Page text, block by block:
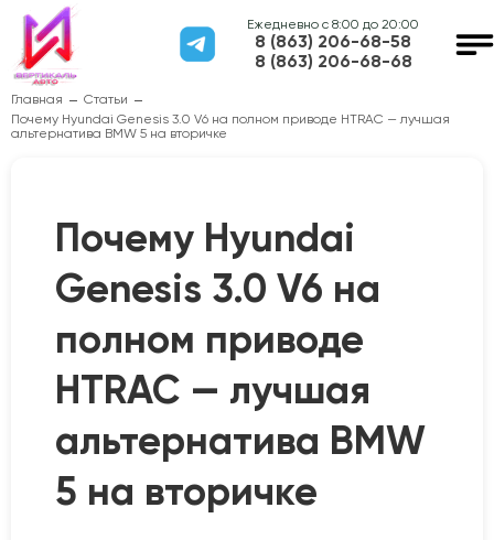
Ежедневно с 8:00 до 20:00
8 (863) 206-68-58
8 (863) 206-68-68
Главная
Статьи
Почему Hyundai Genesis 3.0 V6 на полном приводе HTRAC — лучшая
альтернатива BMW 5 на вторичке
Почему Hyundai
Genesis 3.0 V6 на
полном приводе
HTRAC — лучшая
альтернатива BMW
5 на вторичке